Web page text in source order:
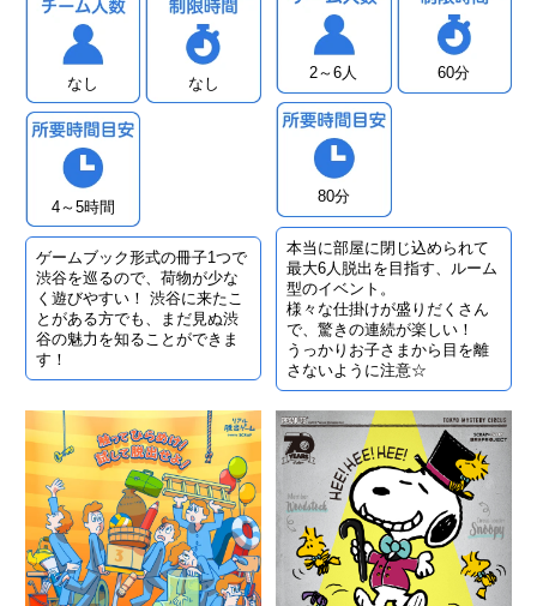
なし なし
4～5時間
ゲームブック形式の冊子1つで
渋谷を巡るので、荷物が少な
く遊びやすい！ 渋谷に来たこ
とがある方でも、まだ見ぬ渋
谷の魅力を知ることができま
す！
2～6人 60分
80分
本当に部屋に閉じ込められて
最大6人脱出を目指す、ルーム
型のイベント。
様々な仕掛けが盛りだくさん
で、驚きの連続が楽しい！
うっかりお子さまから目を離
さないように注意☆